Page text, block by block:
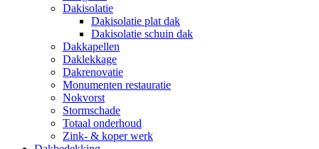
Dakisolatie
Dakisolatie plat dak
Dakisolatie schuin dak
Dakkapellen
Daklekkage
Dakrenovatie
Monumenten restauratie
Nokvorst
Stormschade
Totaal onderhoud
Zink- & koper werk